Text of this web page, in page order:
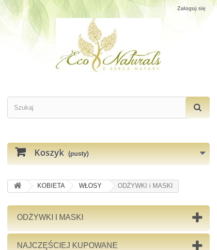
Zaloguj się
Koszyk (pusty)
KOBIETA WŁOSY ODŻYWKI i MASKI
ODŻYWKI I MASKI
NAJCZĘŚCIEJ KUPOWANE